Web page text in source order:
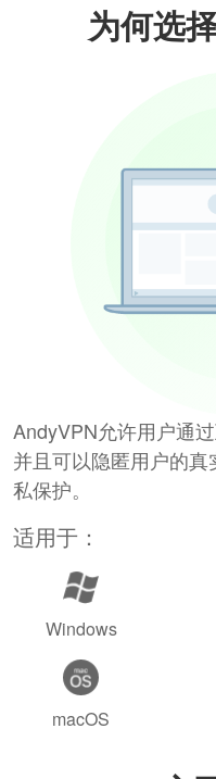
为何选
AndyVPN允许用户通
并且可以隐匿用户的
私保护。
适用于：
Windows
macOS